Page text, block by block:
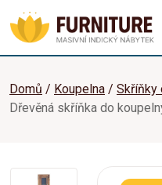
Domů Koupelna
Skříňky
Dřevěná skříňka do